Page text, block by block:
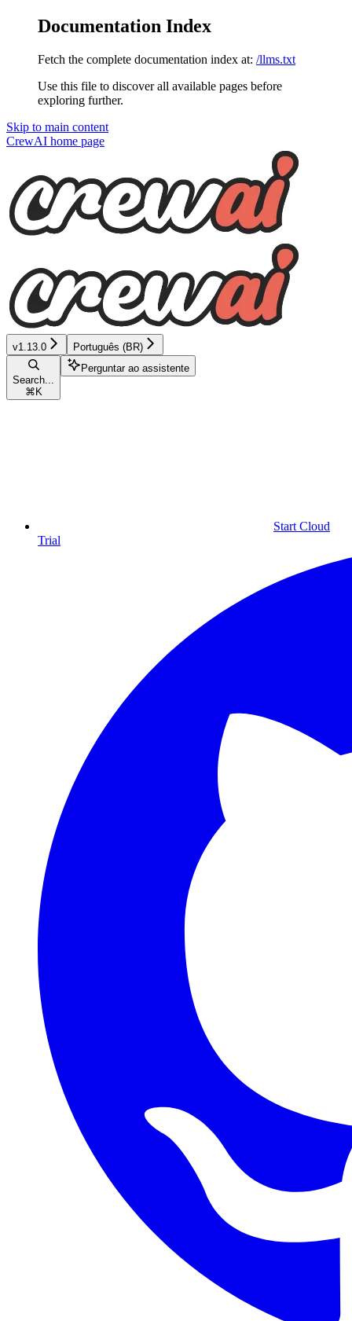
Documentation Index
Fetch the complete documentation index at: /llms.txt
Use this file to discover all available pages before
exploring further.
Skip to main content
CrewAI home page
v1.13.0 Português (BR)
Search...
⌘ K
Perguntar ao assistente
Start Cloud
Trial